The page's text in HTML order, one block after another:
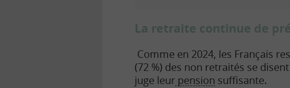
La retraite continue de
Comme en 2024, les Français
(72 %) des non retraités se
juge leur pension suffisante.